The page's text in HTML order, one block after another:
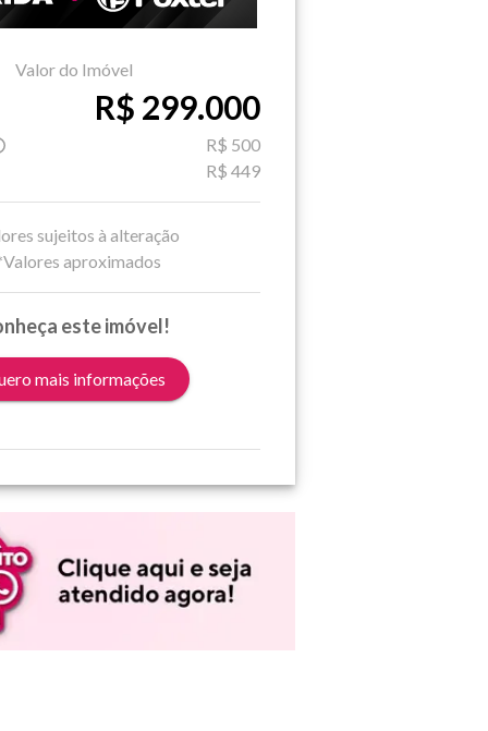
Valor do Imóvel
R$ 299.000
R$ 500
R$ 449
sujeitos à alteração
aproximados
este imóvel!
mais informações